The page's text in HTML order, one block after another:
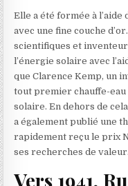
Elle a été formée à
avec une fine couche
scientifiques et
l’énergie solaire avec
que Clarence Kemp, un
tout premier chauffe-
solaire. En dehors de
a également publié une
rapidement reçu le prix
ses recherches de valeur.
Vers 1941,